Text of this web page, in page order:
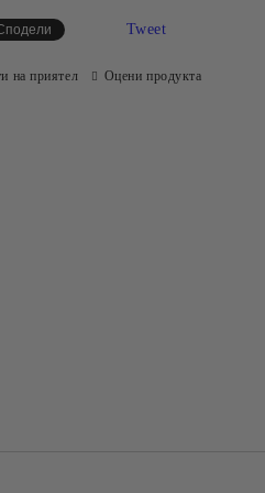
Tweet
на приятел Оцени продукта